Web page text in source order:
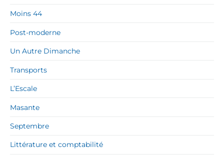
Moins 44
Post-moderne
Un Autre Dimanche
Transports
L’Escale
Masante
Septembre
Littérature et comptabilité